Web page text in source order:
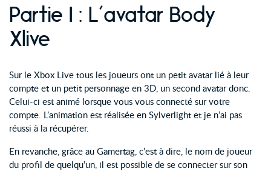
Partie I : L’avatar Body
Xlive
Sur le Xbox Live tous les joueurs ont un petit avatar lié à leur
compte et un petit personnage en 3D, un second avatar donc.
Celui-ci est animé lorsque vous vous connecté sur votre
compte. L’animation est réalisée en Sylverlight et je n’ai pas
réussi à la récupérer.
En revanche, grâce au Gamertag, c’est à dire, le nom de joueur
du profil de quelqu’un, il est possible de se connecter sur son